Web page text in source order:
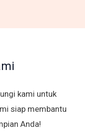
kami untuk
siap membantu
Anda!